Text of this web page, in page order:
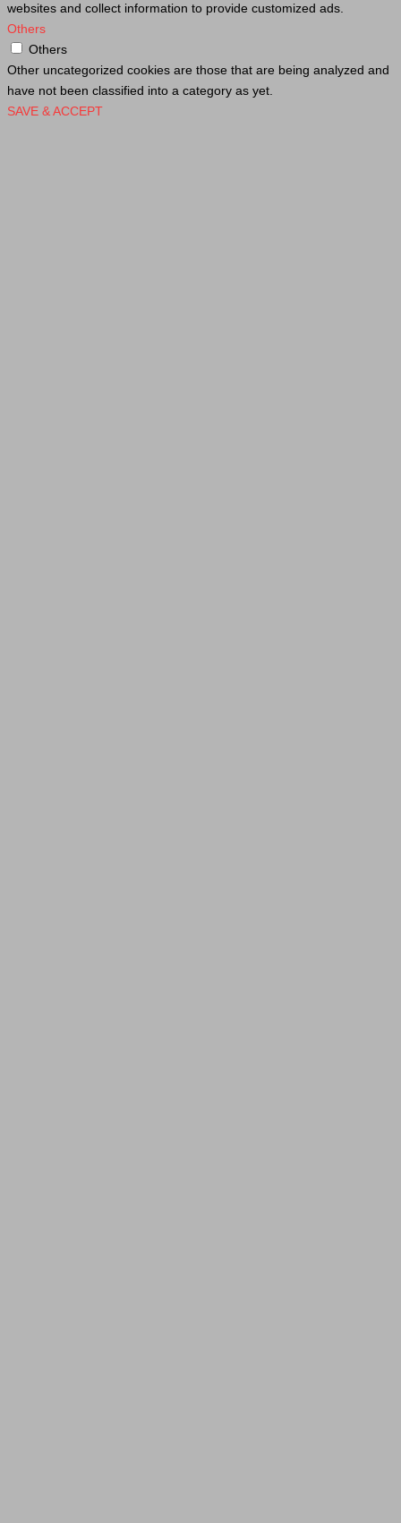
websites and collect information to provide customized ads.
Others
Others
Other uncategorized cookies are those that are being analyzed and
have not been classified into a category as yet.
SAVE & ACCEPT